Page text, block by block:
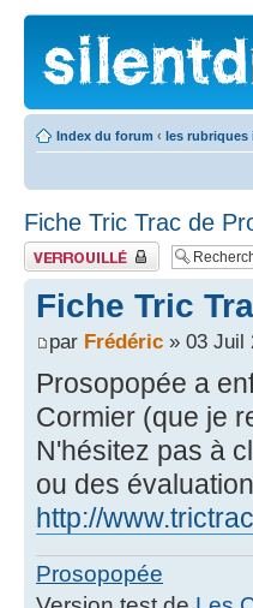
Index du forum ‹ les rubriques
Fiche Tric Trac de
Fil verrouillé
Fiche Tric
par Frédéric » 03 Juil
Prosopopée a
Cormier (que je
N'hésitez pas à
ou des
http://
Prosopopée